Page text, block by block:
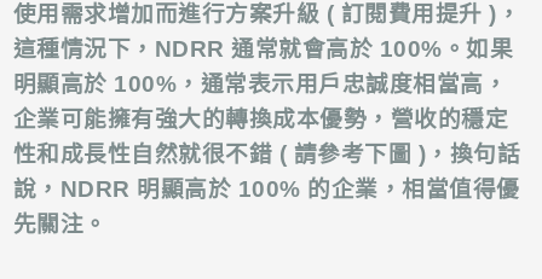
使用需求增加而進行方案升級 ( 訂閱費用提升 )，
這種情況下，NDRR 通常就會高於 100%。如果
明顯高於 100%，通常表示用戶忠誠度相當高，
企業可能擁有強大的轉換成本優勢，營收的穩定
性和成長性自然就很不錯 ( 請參考下圖 )，換句話
說，NDRR 明顯高於 100% 的企業，相當值得優
先關注。